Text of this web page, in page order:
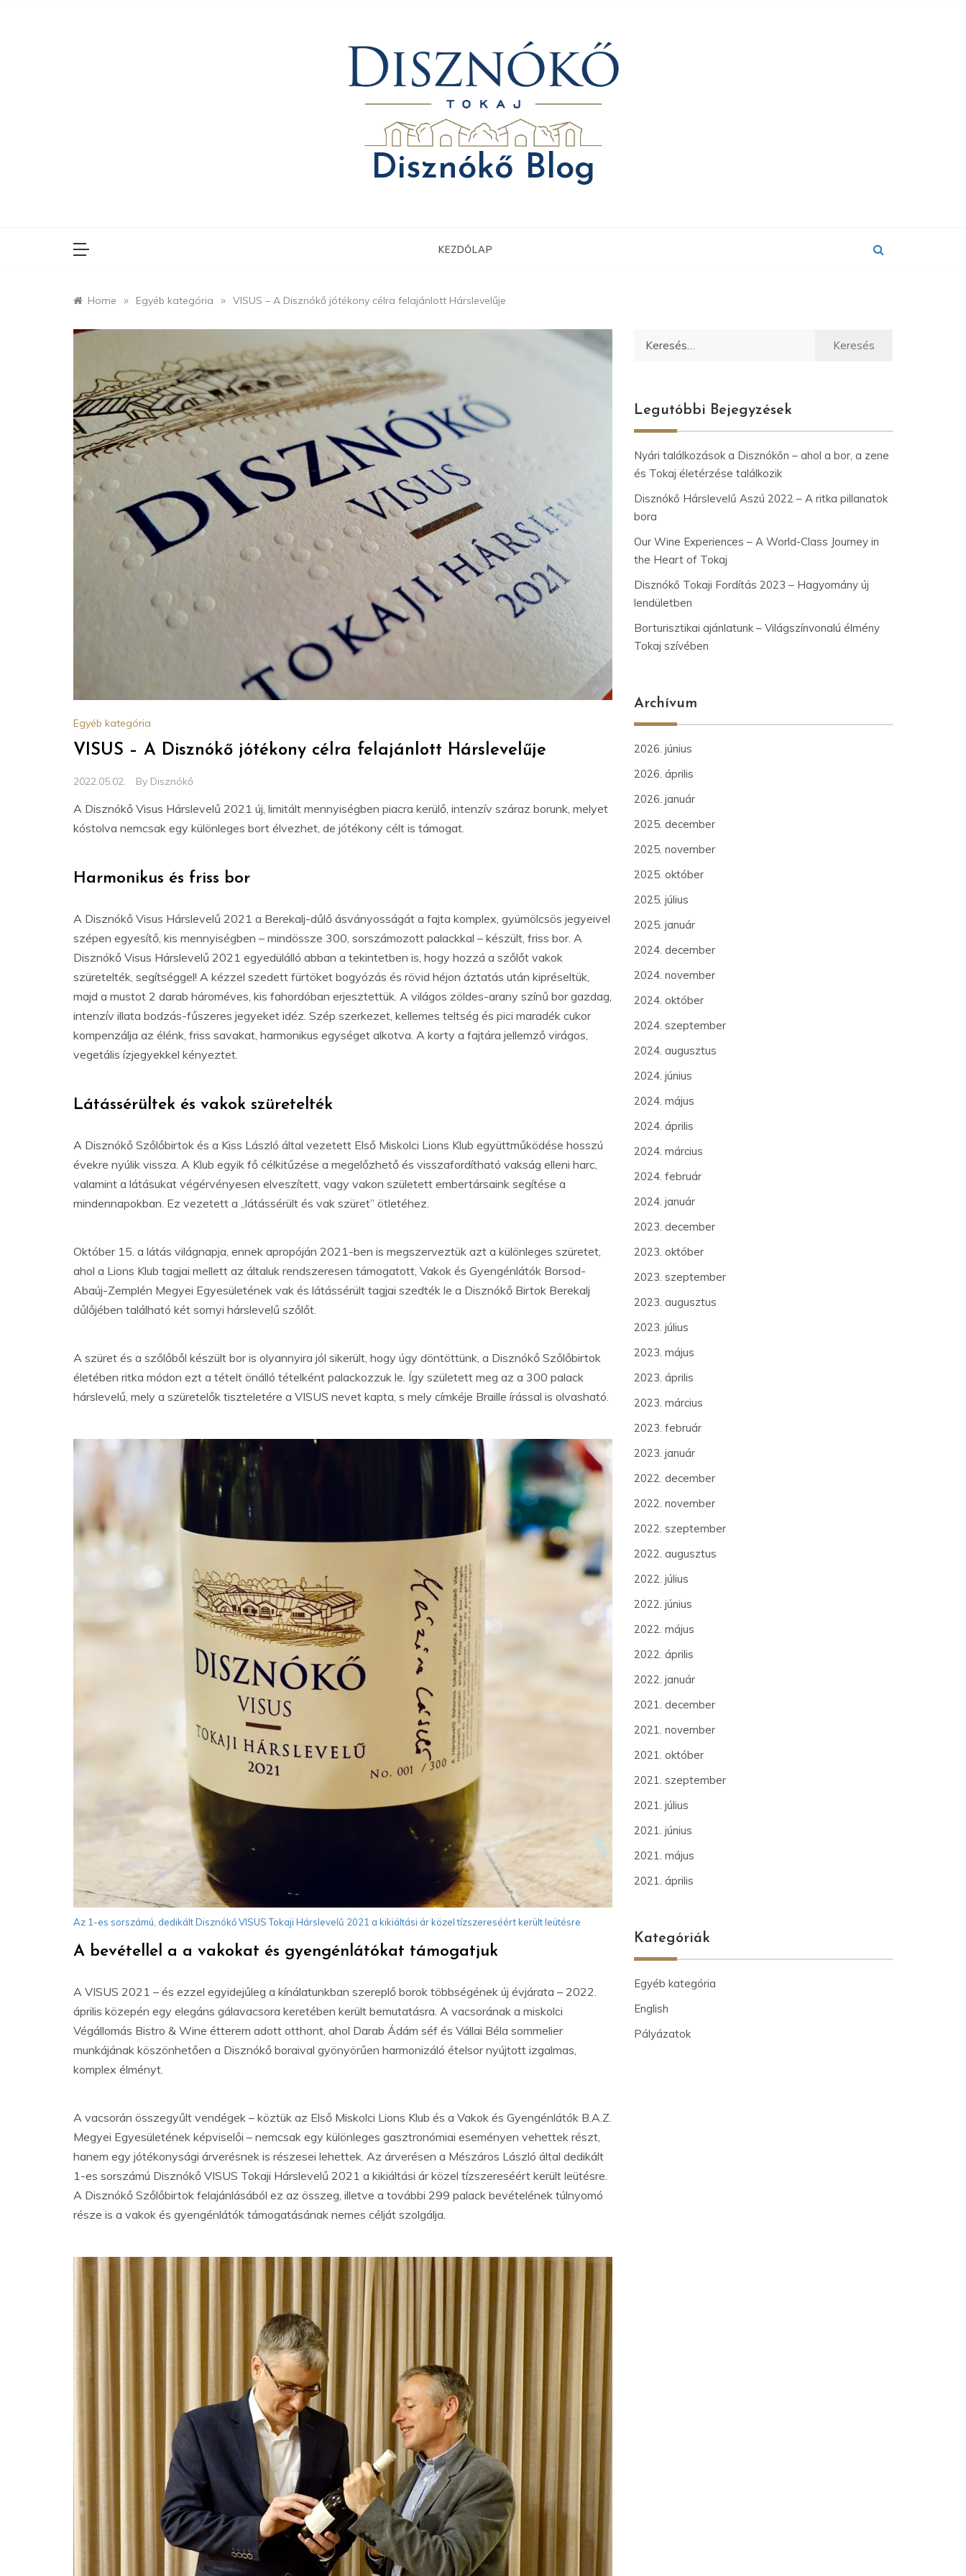
Disznókő Blog
KEZDŐLAP
Home » Egyéb kategória » VISUS – A Disznókő jótékony célra felajánlott Hárslevelűje
Egyéb kategória
VISUS – A Disznókő jótékony célra felajánlott Hárslevelűje
2022.05.02. By Disznókő
A Disznókő Visus Hárslevelű 2021 új, limitált mennyiségben piacra kerülő, intenzív száraz borunk, melyet
kóstolva nemcsak egy különleges bort élvezhet, de jótékony célt is támogat.
Harmonikus és friss bor
A Disznókő Visus Hárslevelű 2021 a Berekalj-dűlő ásványosságát a fajta komplex, gyümölcsös jegyeivel
szépen egyesítő, kis mennyiségben – mindössze 300, sorszámozott palackkal – készült, friss bor. A
Disznókő Visus Hárslevelű 2021 egyedülálló abban a tekintetben is, hogy hozzá a szőlőt vakok
szüretelték, segítséggel! A kézzel szedett fürtöket bogyózás és rövid héjon áztatás után kipréseltük,
majd a mustot 2 darab hároméves, kis fahordóban erjesztettük. A világos zöldes-arany színű bor gazdag,
intenzív illata bodzás-fűszeres jegyeket idéz. Szép szerkezet, kellemes teltség és pici maradék cukor
kompenzálja az élénk, friss savakat, harmonikus egységet alkotva. A korty a fajtára jellemző virágos,
vegetális ízjegyekkel kényeztet.
Látássérültek és vakok szüretelték
A Disznókő Szőlőbirtok és a Kiss László által vezetett Első Miskolci Lions Klub együttműködése hosszú
évekre nyúlik vissza. A Klub egyik fő célkitűzése a megelőzhető és visszafordítható vakság elleni harc,
valamint a látásukat végérvényesen elveszített, vagy vakon született embertársaink segítése a
mindennapokban. Ez vezetett a „látássérült és vak szüret” ötletéhez.
Október 15. a látás világnapja, ennek apropóján 2021-ben is megszerveztük azt a különleges szüretet,
ahol a Lions Klub tagjai mellett az általuk rendszeresen támogatott, Vakok és Gyengénlátók Borsod-
Abaúj-Zemplén Megyei Egyesületének vak és látássérült tagjai szedték le a Disznókő Birtok Berekalj
dűlőjében található két sornyi hárslevelű szőlőt.
A szüret és a szőlőből készült bor is olyannyira jól sikerült, hogy úgy döntöttünk, a Disznókő Szőlőbirtok
életében ritka módon ezt a tételt önálló tételként palackozzuk le. Így született meg az a 300 palack
hárslevelű, mely a szüretelők tiszteletére a VISUS nevet kapta, s mely címkéje Braille írással is olvasható.
Az 1-es sorszámú, dedikált Disznókő VISUS Tokaji Hárslevelű 2021 a kikiáltási ár közel tízszereséért került leütésre
A bevétellel a a vakokat és gyengénlátókat támogatjuk
A VISUS 2021 – és ezzel egyidejűleg a kínálatunkban szereplő borok többségének új évjárata – 2022.
április közepén egy elegáns gálavacsora keretében került bemutatásra. A vacsorának a miskolci
Végállomás Bistro & Wine étterem adott otthont, ahol Darab Ádám séf és Vállai Béla sommelier
munkájának köszönhetően a Disznókő boraival gyönyörűen harmonizáló ételsor nyújtott izgalmas,
komplex élményt.
A vacsorán összegyűlt vendégek – köztük az Első Miskolci Lions Klub és a Vakok és Gyengénlátók B.A.Z.
Megyei Egyesületének képviselői – nemcsak egy különleges gasztronómiai eseményen vehettek részt,
hanem egy jótékonysági árverésnek is részesei lehettek. Az árverésen a Mészáros László által dedikált
1-es sorszámú Disznókő VISUS Tokaji Hárslevelű 2021 a kikiáltási ár közel tízszereséért került leütésre.
A Disznókő Szőlőbirtok felajánlásából ez az összeg, illetve a további 299 palack bevételének túlnyomó
része is a vakok és gyengénlátók támogatásának nemes célját szolgálja.
Legutóbbi Bejegyzések
Nyári találkozások a Disznókőn – ahol a bor, a zene
és Tokaj életérzése találkozik
Disznókő Hárslevelű Aszú 2022 – A ritka pillanatok
bora
Our Wine Experiences – A World-Class Journey in
the Heart of Tokaj
Disznókő Tokaji Fordítás 2023 – Hagyomány új
lendületben
Borturisztikai ajánlatunk – Világszínvonalú élmény
Tokaj szívében
Archívum
2026. június
2026. április
2026. január
2025. december
2025. november
2025. október
2025. július
2025. január
2024. december
2024. november
2024. október
2024. szeptember
2024. augusztus
2024. június
2024. május
2024. április
2024. március
2024. február
2024. január
2023. december
2023. október
2023. szeptember
2023. augusztus
2023. július
2023. május
2023. április
2023. március
2023. február
2023. január
2022. december
2022. november
2022. szeptember
2022. augusztus
2022. július
2022. június
2022. május
2022. április
2022. január
2021. december
2021. november
2021. október
2021. szeptember
2021. július
2021. június
2021. május
2021. április
Kategóriák
Egyéb kategória
English
Pályázatok